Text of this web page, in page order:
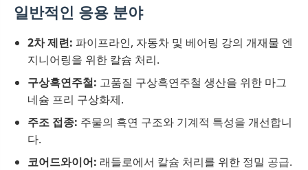
일반적인 응용 분야
2차 제련: 파이프라인, 자동차 및 베어링 강의 개재물 엔
지니어링을 위한 칼슘 처리.
구상흑연주철: 고품질 구상흑연주철 생산을 위한 마그
네슘 프리 구상화제.
주조 접종: 주물의 흑연 구조와 기계적 특성을 개선합니
다.
코어드와이어: 래들로에서 칼슘 처리를 위한 정밀 공급.